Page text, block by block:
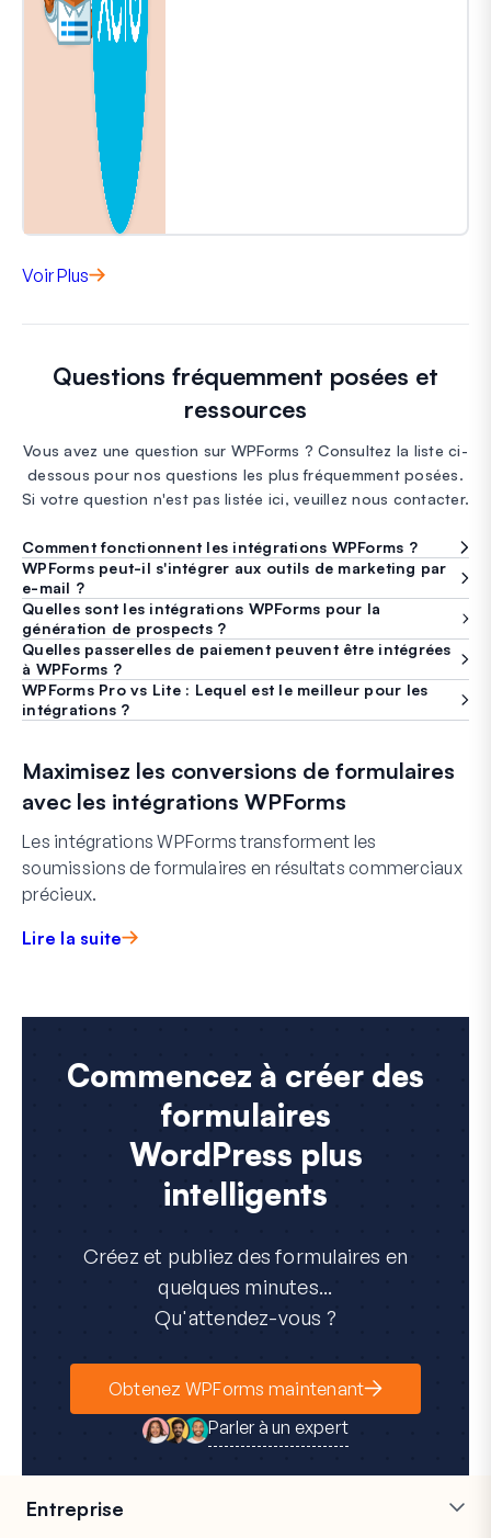
Voir Plus
Questions fréquemment posées et
ressources
Vous avez une question sur WPForms ? Consultez la liste ci-
dessous pour nos questions les plus fréquemment posées.
Si votre question n'est pas listée ici, veuillez nous contacter.
Comment fonctionnent les intégrations WPForms ?
WPForms peut-il s'intégrer aux outils de marketing par
e-mail ?
Quelles sont les intégrations WPForms pour la
génération de prospects ?
Quelles passerelles de paiement peuvent être intégrées
à WPForms ?
WPForms Pro vs Lite : Lequel est le meilleur pour les
intégrations ?
Maximisez les conversions de formulaires
avec les intégrations WPForms
Les intégrations WPForms transforment les
soumissions de formulaires en résultats commerciaux
précieux.
Lire la suite
Commencez à créer des
formulaires
WordPress plus
intelligents
Créez et publiez des formulaires en
quelques minutes...
Qu'attendez-vous ?
Obtenez WPForms maintenant
Parler à un expert
Entreprise